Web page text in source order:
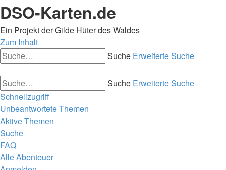
DSO-Karten.de
Ein Projekt der Gilde Hüter des Waldes
Zum Inhalt
Suche Erweiterte Suche
Suche Erweiterte Suche
Schnellzugriff
Unbeantwortete Themen
Aktive Themen
Suche
FAQ
Alle Abenteuer